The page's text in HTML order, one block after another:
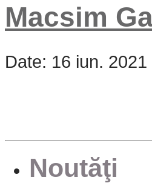
Macsim
Date: 16 iun.
Noutăţi